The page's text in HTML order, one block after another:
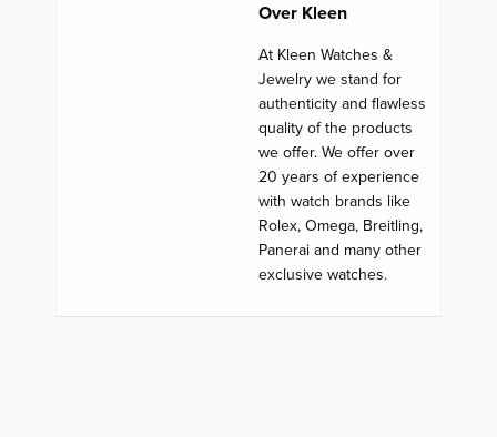
Over Kleen
At Kleen Watches &
Jewelry we stand for
authenticity and flawless
quality of the products
we offer. We offer over
20 years of experience
with watch brands like
Rolex, Omega, Breitling,
Panerai and many other
exclusive watches.